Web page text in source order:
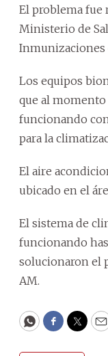
El problema fue
Ministerio de
Inmunizaciones
Los equipos
que al
funcionando
para la
El aire
ubicado en el
El sistema de
funcionando
solucionaron el
AM.
WhatsApp